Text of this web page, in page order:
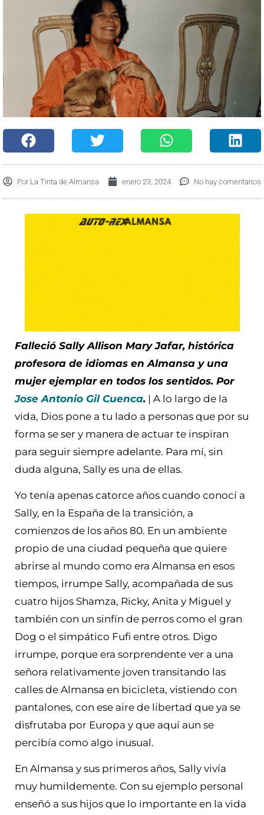
Por La Tinta de Almansa enero 23, 2024 No hay comentarios
Falleció Sally Allison Mary Jafar, histórica
profesora de idiomas en Almansa y una
mujer ejemplar en todos los sentidos. Por
Jose Antonio Gil Cuenca. | A lo largo de la
vida, Dios pone a tu lado a personas que por su
forma se ser y manera de actuar te inspiran
para seguir siempre adelante. Para mí, sin
duda alguna, Sally es una de ellas.
Yo tenía apenas catorce años cuando conocí a
Sally, en la España de la transición, a
comienzos de los años 80. En un ambiente
propio de una ciudad pequeña que quiere
abrirse al mundo como era Almansa en esos
tiempos, irrumpe Sally, acompañada de sus
cuatro hijos Shamza, Ricky, Anita y Miguel y
también con un sinfín de perros como el gran
Dog o el simpático Fufi entre otros. Digo
irrumpe, porque era sorprendente ver a una
señora relativamente joven transitando las
calles de Almansa en bicicleta, vistiendo con
pantalones, con ese aire de libertad que ya se
disfrutaba por Europa y que aquí aun se
percibía como algo inusual.
En Almansa y sus primeros años, Sally vivía
muy humildemente. Con su ejemplo personal
enseñó a sus hijos que lo importante en la vida